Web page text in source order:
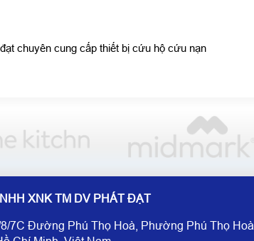
chuyên cung cấp thiết bị cứu hộ cứu nạn
XNK TM DV PHÁT ĐẠT
7C Đường Phú Thọ Hoà, Phường Phú Thọ Hoà,